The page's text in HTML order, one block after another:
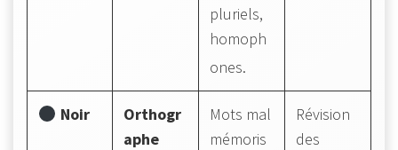
pluriels,
homoph
ones.
Noir
Orthogr
aphe
Mots mal
mémoris
Révision
des